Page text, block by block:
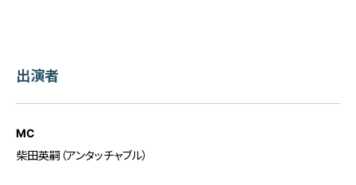
出演者
MC
柴田英嗣（アンタッチャブル）